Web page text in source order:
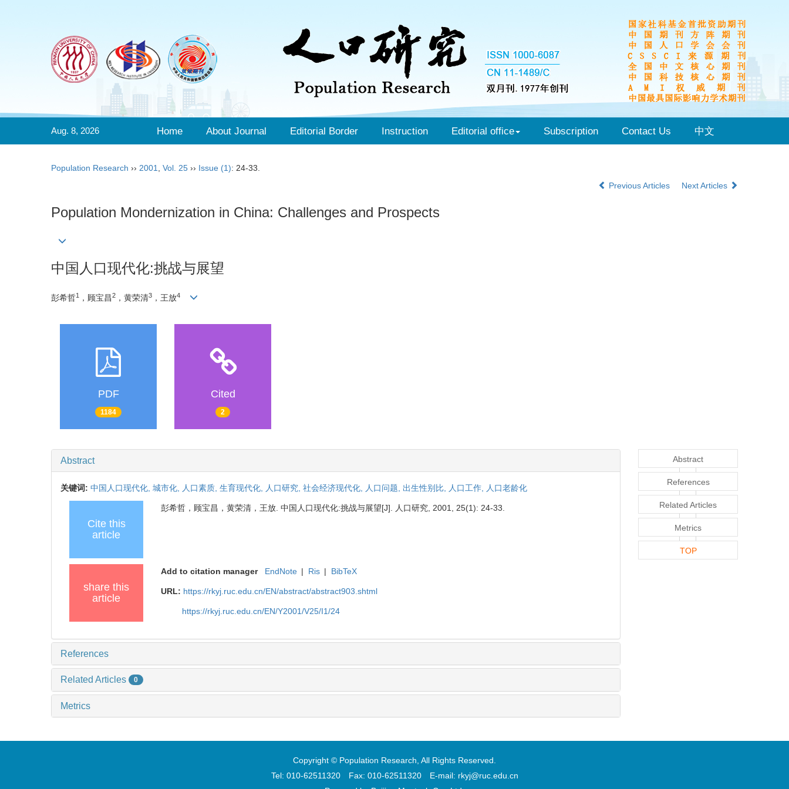
Aug. 8, 2026 Home About Journal Editorial Border Instruction Editorial office Subscription Contact Us 中文
Population Research ›› 2001 Vol. 25 ›› Issue (1): 24-33.
Previous Articles
Next Articles
Population Mondernization in China: Challenges and Prospects
中国人口现代化:挑战与展望
彭希哲1 ，顾宝昌2 ，黄荣清3 ，王放4
PDF
1184
Cited
2
Abstract
关键词: 中国人口现代化, 城市化, 人口素质, 生育现代化, 人口研究, 社会经济现代化, 人口问题, 出生性别比, 人口工作, 人口老龄化
Cite this
article
彭希哲，顾宝昌，黄荣清，王放. 中国人口现代化:挑战与展望[J]. 人口研究, 2001, 25(1): 24-33.
share this
article
Add to citation manager EndNote | Ris | BibTeX
URL: https://rkyj.ruc.edu.cn/EN/abstract/abstract903.shtml
https://rkyj.ruc.edu.cn/EN/Y2001/V25/I1/24
References
Related Articles 0
Metrics
Abstract
References
Related Articles
Metrics
TOP
Copyright © Population Research, All Rights Reserved.
Tel: 010-62511320 Fax: 010-62511320 E-mail: rkyj@ruc.edu.cn